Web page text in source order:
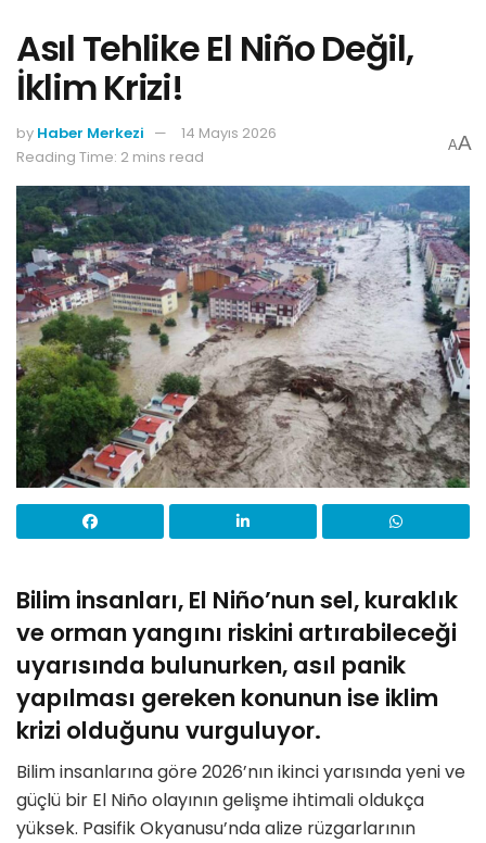
Asıl Tehlike El Niño Değil,
İklim Krizi!
by Haber Merkezi
14 Mayıs 2026
Reading Time: 2 mins read
AA
Bilim insanları, El Niño’nun sel, kuraklık
ve orman yangını riskini artırabileceği
uyarısında bulunurken, asıl panik
yapılması gereken konunun ise iklim
krizi olduğunu vurguluyor.
Bilim insanlarına göre 2026’nın ikinci yarısında yeni ve
güçlü bir El Niño olayının gelişme ihtimali oldukça
yüksek. Pasifik Okyanusu’nda alize rüzgarlarının